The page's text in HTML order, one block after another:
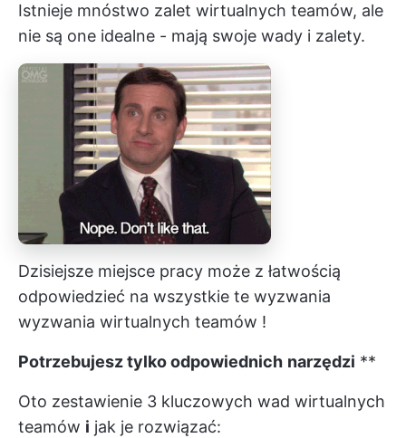
Istnieje mnóstwo zalet wirtualnych teamów, ale
nie są one idealne - mają swoje wady i zalety.
Dzisiejsze miejsce pracy może z łatwością
odpowiedzieć na wszystkie te wyzwania
wyzwania wirtualnych teamów !
Potrzebujesz tylko odpowiednich narzędzi **
Oto zestawienie 3 kluczowych wad wirtualnych
teamów i jak je rozwiązać: